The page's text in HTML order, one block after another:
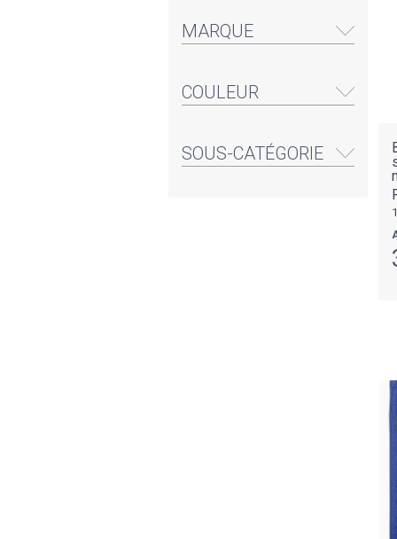
MARQUE
COULEUR
SOUS-CATÉGORIE